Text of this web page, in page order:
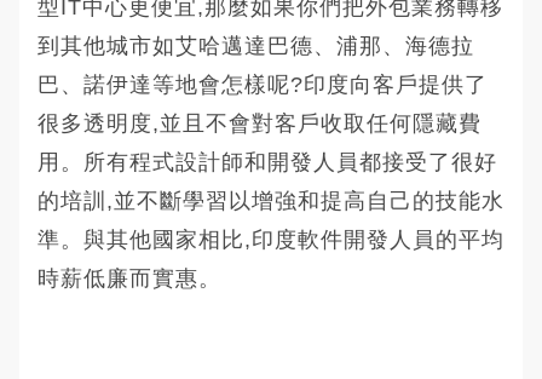
型IT中心更便宜,那麼如果你們把外包業務轉移
到其他城市如艾哈邁達巴德、浦那、海德拉
巴、諾伊達等地會怎樣呢?印度向客戶提供了
很多透明度,並且不會對客戶收取任何隱藏費
用。所有程式設計師和開發人員都接受了很好
的培訓,並不斷學習以增強和提高自己的技能水
準。與其他國家相比,印度軟件開發人員的平均
時薪低廉而實惠。